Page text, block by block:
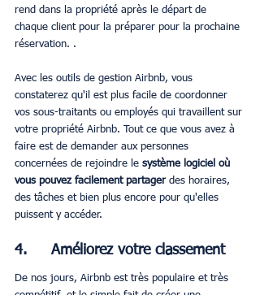
rend dans la propriété après le départ de
chaque client pour la préparer pour la prochaine
réservation. .
Avec les outils de gestion Airbnb, vous
constaterez qu'il est plus facile de coordonner
vos sous-traitants ou employés qui travaillent sur
votre propriété Airbnb. Tout ce que vous avez à
faire est de demander aux personnes
concernées de rejoindre le système logiciel où
vous pouvez facilement partager des horaires,
des tâches et bien plus encore pour qu'elles
puissent y accéder.
4.     Améliorez votre classement
De nos jours, Airbnb est très populaire et très